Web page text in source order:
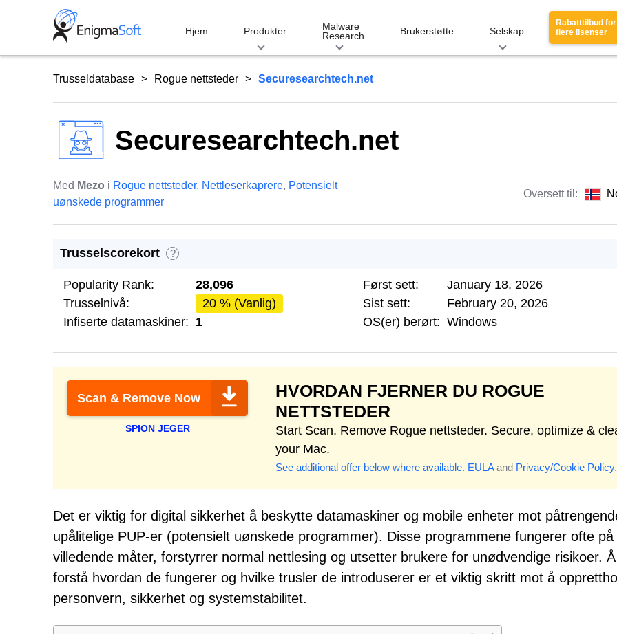
Hjem Produkter
Malware
Research
Brukerstøtte Selskap
Rabatttilbud for
flere lisenser
Trusseldatabase Rogue nettsteder Securesearchtech.net
Securesearchtech.net
Med Mezo i Rogue nettsteder, Nettleserkaprere, Potensielt
uønskede programmer
Oversett til:
Trusselscorekort ?
Popularity Rank:
28,096
Trusselnivå:
20 % (Vanlig)
Infiserte datamaskiner: 1
Først sett:
January 18, 2026
Sist sett:
February 20, 2026
OS(er) berørt: Windows
Scan & Remove Now
SPION JEGER
HVORDAN FJERNER DU ROGUE
NETTSTEDER
Start Scan. Remove Rogue nettsteder. Secure, optimize &
your Mac.
See additional offer below where available. EULAand Privacy/Cookie Policy.
Det er viktig for digital sikkerhet å beskytte datamaskiner og mobile enheter mot
upålitelige PUP-er (potensielt uønskede programmer). Disse programmene fungerer ofte på
villedende måter, forstyrrer normal nettlesing og utsetter brukere for unødvendige risikoer. Å
forstå hvordan de fungerer og hvilke trusler de introduserer er et viktig skritt mot å
personvern, sikkerhet og systemstabilitet.